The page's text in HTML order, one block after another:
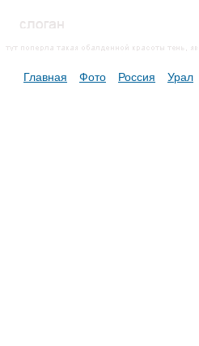
Главная Фото Россия Урал